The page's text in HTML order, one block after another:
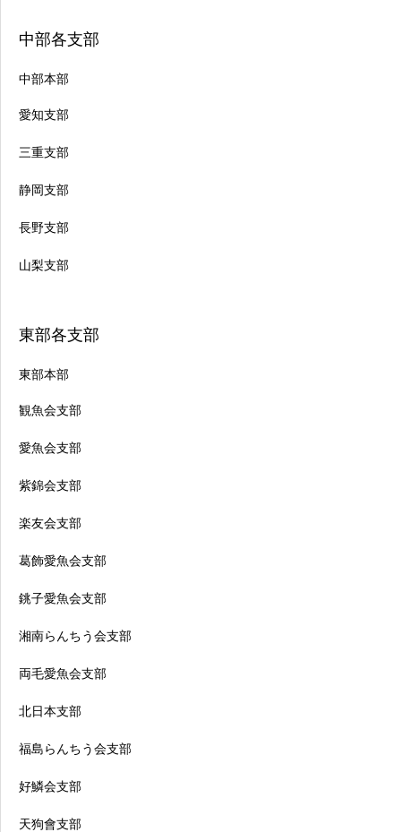
中部各支部
中部本部
愛知支部
三重支部
静岡支部
長野支部
山梨支部
東部各支部
東部本部
観魚会支部
愛魚会支部
紫錦会支部
楽友会支部
葛飾愛魚会支部
銚子愛魚会支部
湘南らんちう会支部
両毛愛魚会支部
北日本支部
福島らんちう会支部
好鱗会支部
天狗會支部